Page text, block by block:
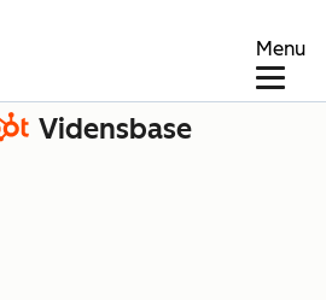
Menu
Vidensbase